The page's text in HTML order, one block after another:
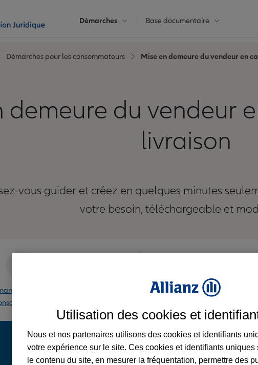
Démarches Base documentaire
Démarches pour les consommateurs Mise en demeure du vendeur en
demeure du vendeur
livraison
vous guider et créez en quelques minutes
votre besoin, téléchargeable et
pour les
Gratuit
Utilisation des cookies et
Nous et nos partenaires utilisons des cookies et identifiants
votre expérience sur le site. Ces cookies et identifiants
le contenu du site, en mesurer la fréquentation, permettre des